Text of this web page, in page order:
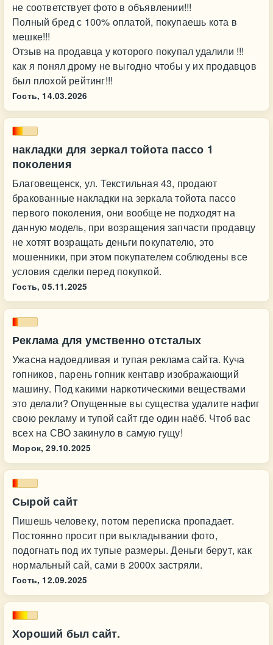
не соответствует фото в объявлении!!!
Полный бред с 100% оплатой, покупаешь кота в
мешке!!!
Отзыв на продавца у которого покупал удалили !!!
как я понял дрому не выгодно чтобы у их продавцов
был плохой рейтинг!!!
Гость, 14.03.2026
накладки для зеркал тойота пассо 1
поколения
Благовещенск, ул. Текстильная 43, продают
бракованные накладки на зеркала тойота пассо
первого поколения, они вообще не подходят на
данную модель, при возращения запчасти продавцу
не хотят возращать деньги покупателю, это
мошенники, при этом покупателем соблюдены все
условия сделки перед покупкой.
Гость, 05.11.2025
Реклама для умственно отсталых
Ужасна надоедливая и тупая реклама сайта. Куча
гопников, парень гопник кентавр изображающий
машину. Под какими наркотическими веществами
это делали? Опущенные вы существа удалите нафиг
свою рекламу и тупой сайт где один наёб. Чтоб вас
всех на СВО закинуло в самую гущу!
Морок, 29.10.2025
Сырой сайт
Пишешь человеку, потом переписка пропадает.
Постоянно просит при выкладывании фото,
подогнать под их тупые размеры. Деньги берут, как
нормальный сай, сами в 2000х застряли.
Гость, 12.09.2025
Хороший был сайт.